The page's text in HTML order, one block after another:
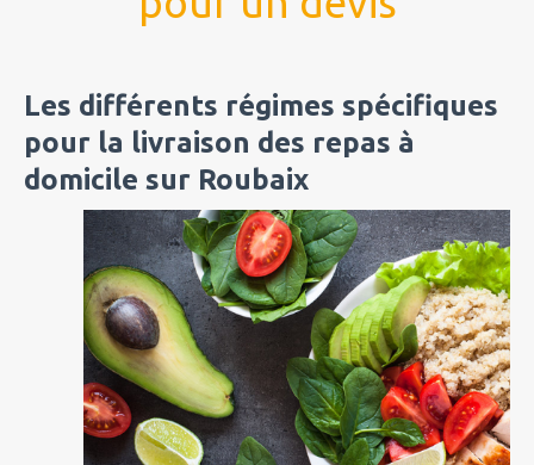
Les différents régimes spécifiques
pour la livraison des repas à
domicile sur Roubaix